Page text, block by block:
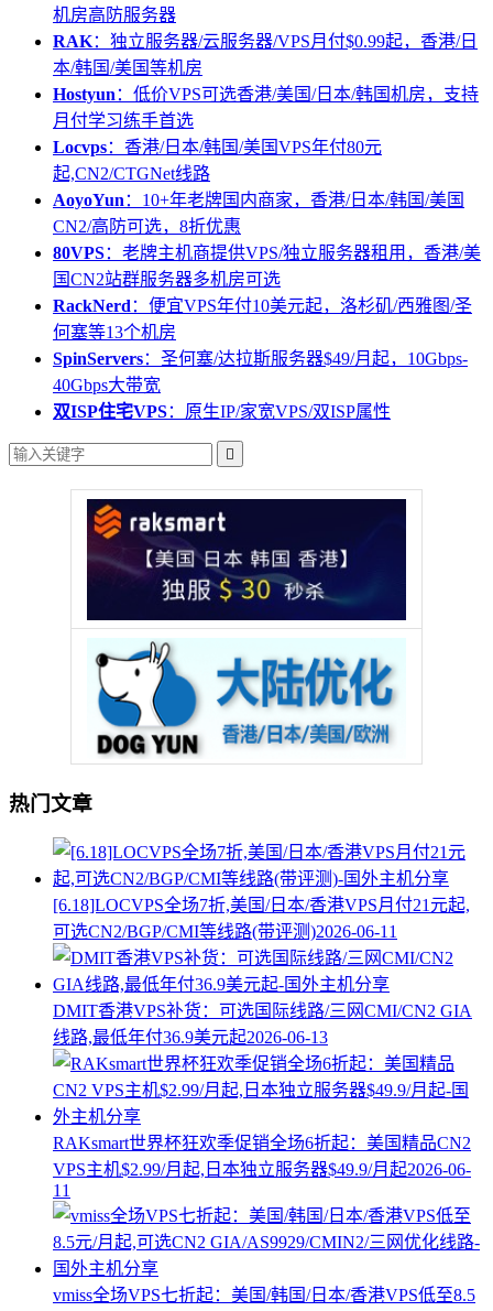
机房高防服务器
RAK：独立服务器/云服务器/VPS月付$0.99起，香港/日
本/韩国/美国等机房
Hostyun ：低价VPS可选香港/美国/日本/韩国机房，支持
月付学习练手首选
Locvps：香港/日本/韩国/美国VPS年付80元
起,CN2/CTGNet线路
AoyoYun ：10+年老牌国内商家，香港/日本/韩国/美国
CN2/高防可选，8折优惠
80VPS：老牌主机商提供VPS/独立服务器租用，香港/美
国CN2站群服务器多机房可选
RackNerd ：便宜VPS年付10美元起，洛杉矶/西雅图/圣
何塞等13个机房
SpinServers：圣何塞/达拉斯服务器$49/月起，10Gbps-
40Gbps大带宽
双ISP住宅VPS：原生IP/家宽VPS/双ISP属性

热门文章
[6.18]LOCVPS全场7折,美国/日本/香港VPS月付21元起,
可选CN2/BGP/CMI等线路(带评测)2026-06-11
DMIT香港VPS补货：可选国际线路/三网CMI/CN2 GIA
线路,最低年付36.9美元起2026-06-13
RAKsmart世界杯狂欢季促销全场6折起：美国精品CN2
VPS主机$2.99/月起,日本独立服务器$49.9/月起2026-06-
11
vmiss全场VPS七折起：美国/韩国/日本/香港VPS低至8.5